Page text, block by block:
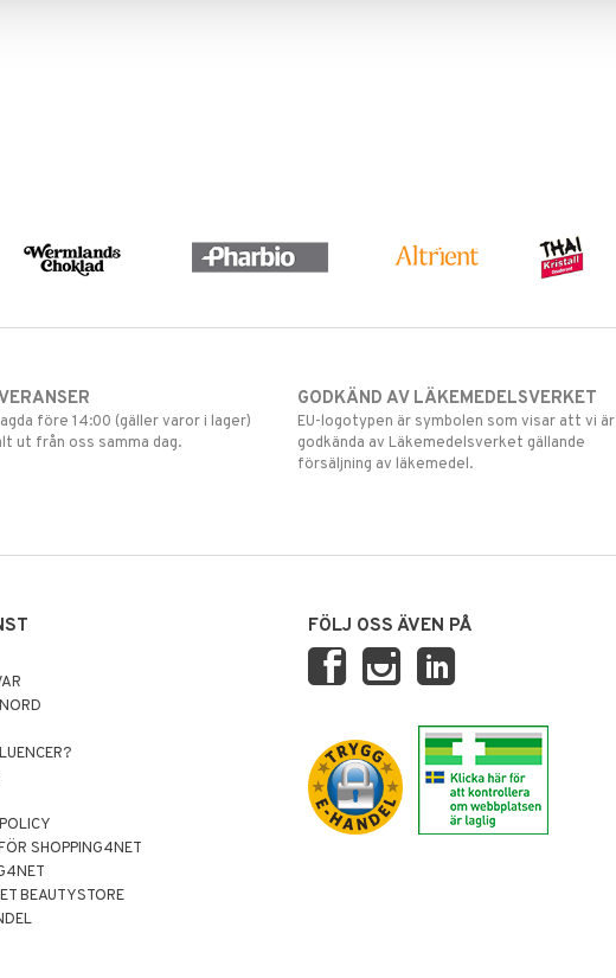
före 14:00 (gäller varor i lager)
ut från oss samma dag.
GODKÄND AV LÄKEMEDELSVERKET
EU-logotypen är symbolen som visar att vi är
godkända av Läkemedelsverket gällande
försäljning av läkemedel.
SHOPPING4NET
BEAUTYSTORE
FÖLJ OSS ÄVEN PÅ